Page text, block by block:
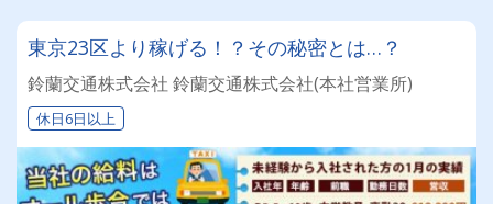
東京23区より稼げる！？その秘密とは…？
鈴蘭交通株式会社 鈴蘭交通株式会社(本社営業所)
休日6日以上